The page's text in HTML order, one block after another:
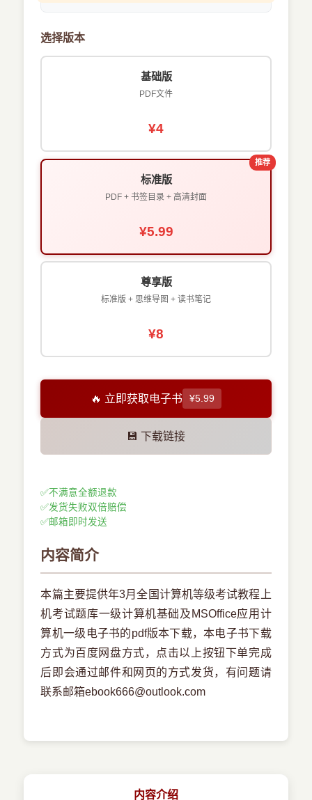
选择版本
基础版
PDF文件
¥4
推荐
标准版
PDF + 书签目录 + 高清封面
¥5.99
尊享版
标准版 + 思维导图 + 读书笔记
¥8
🔥 立即获取电子书 ¥5.99
💾 下载链接
✅不满意全额退款
✅发货失败双倍赔偿
✅邮箱即时发送
内容简介
本篇主要提供年3月全国计算机等级考试教程上
机考试题库一级计算机基础及MSOffice应用计
算机一级电子书的pdf版本下载，本电子书下载
方式为百度网盘方式，点击以上按钮下单完成
后即会通过邮件和网页的方式发货，有问题请
联系邮箱ebook666@outlook.com
内容介绍